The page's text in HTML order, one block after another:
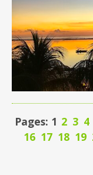
Pages: 1 2 3 4
16 17 18 19